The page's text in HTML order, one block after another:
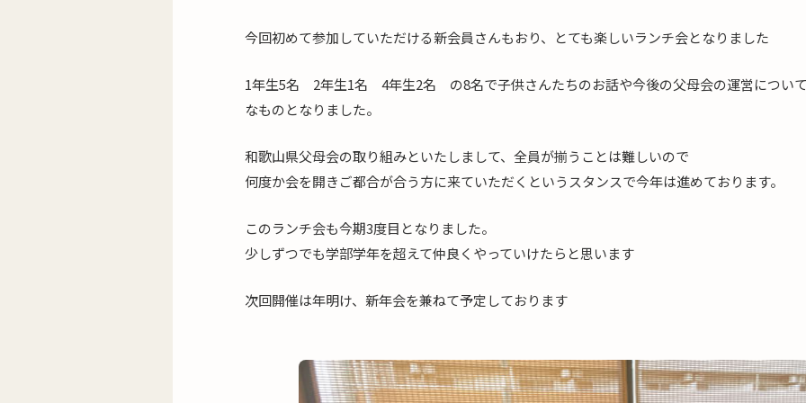
今回初めて参加していただける新会員さんもおり、とても楽しいランチ会となりました
1年生5名 2年生1名 4年生2名 の8名で子供さんたちのお話や今後の父母会の運営につい
なものとなりました。
和歌山県父母会の取り組みといたしまして、全員が揃うことは難しいので
何度か会を開きご都合が合う方に来ていただくというスタンスで今年は進めております。
このランチ会も今期3度目となりました。
少しずつでも学部学年を超えて仲良くやっていけたらと思います
次回開催は年明け、新年会を兼ねて予定しております